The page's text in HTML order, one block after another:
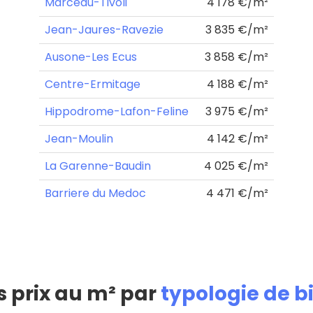
Jean-Jaures-Ravezie
3 835 €/m²
Ausone-Les Ecus
3 858 €/m²
Centre-Ermitage
4 188 €/m²
Hippodrome-Lafon-Feline
3 975 €/m²
Jean-Moulin
4 142 €/m²
La Garenne-Baudin
4 025 €/m²
Barriere du Medoc
4 471 €/m²
prix au m² partypologie de